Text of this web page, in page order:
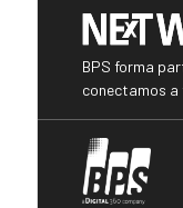
BPS forma
conectamos a